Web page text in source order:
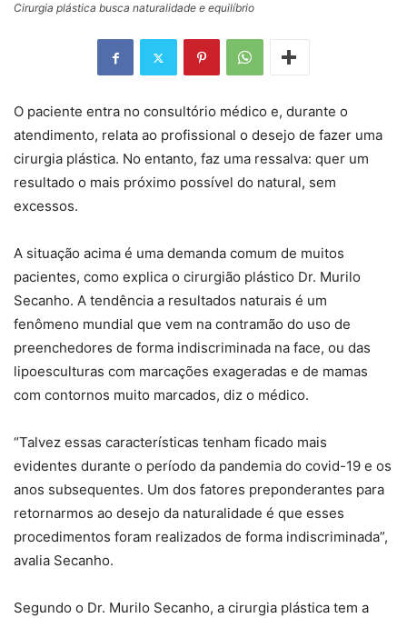
Cirurgia plástica busca naturalidade e equilíbrio
O paciente entra no consultório médico e, durante o
atendimento, relata ao profissional o desejo de fazer uma
cirurgia plástica. No entanto, faz uma ressalva: quer um
resultado o mais próximo possível do natural, sem
excessos.
A situação acima é uma demanda comum de muitos
pacientes, como explica o cirurgião plástico Dr. Murilo
Secanho. A tendência a resultados naturais é um
fenômeno mundial que vem na contramão do uso de
preenchedores de forma indiscriminada na face, ou das
lipoesculturas com marcações exageradas e de mamas
com contornos muito marcados, diz o médico.
“Talvez essas características tenham ficado mais
evidentes durante o período da pandemia do covid-19 e os
anos subsequentes. Um dos fatores preponderantes para
retornarmos ao desejo da naturalidade é que esses
procedimentos foram realizados de forma indiscriminada”,
avalia Secanho.
Segundo o Dr. Murilo Secanho, a cirurgia plástica tem a